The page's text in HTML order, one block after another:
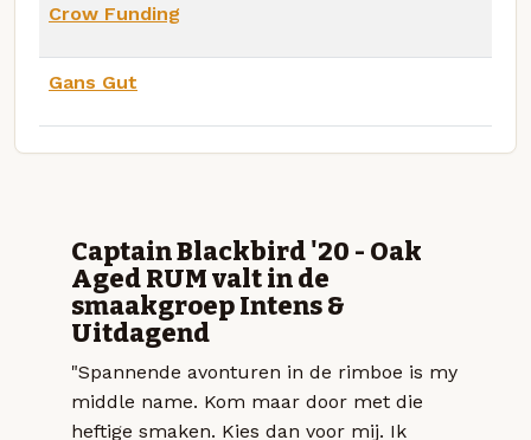
Crow Funding
Gans Gut
Captain Blackbird '20 - Oak
Aged RUM valt in de
smaakgroep Intens &
Uitdagend
"Spannende avonturen in de rimboe is my
middle name. Kom maar door met die
heftige smaken. Kies dan voor mij. Ik